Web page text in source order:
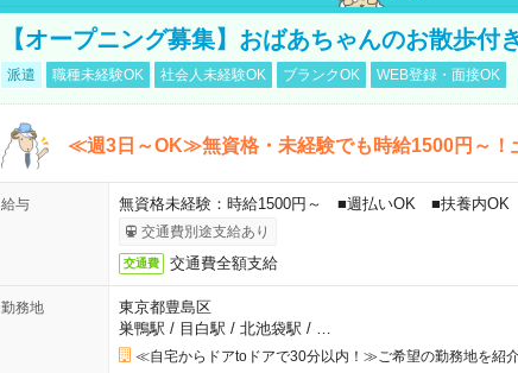
【オープニング募集】おばあちゃんのお散歩付
派遣 職種未経験OK 社会人未経験OK ブランクOK WEB登録・面接OK
≪週3日～OK≫無資格・未経験でも時給1500円～！
給与 無資格未経験：時給1500円～ ■週払いOK ■扶養内OK
交通費別途支給あり
交通費 交通費全額支給
勤務地
東京都豊島区
巣鴨駅 / 目白駅 / 北池袋駅 /
≪自宅からドアtoドアで30分以内！≫ご希望の勤務地を紹介